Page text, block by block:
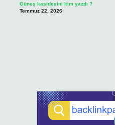
Güneş kasidesini kim yazdı ?
Temmuz 22, 2026